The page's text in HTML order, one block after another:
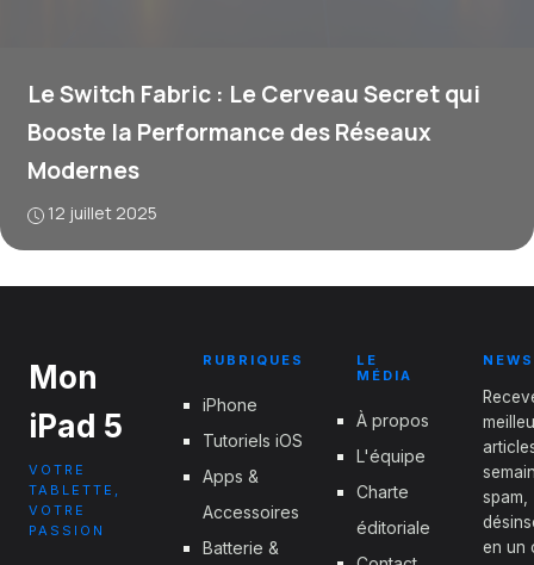
Le Switch Fabric : Le Cerveau Secret qui
Booste la Performance des Réseaux
Modernes
12 juillet 2025
Mon
iPad 5
VOTRE
TABLETTE,
VOTRE
PASSION
RUBRIQUES
iPhone
Tutoriels iOS
Apps &
Accessoires
Batterie &
LE
MÉDIA
À propos
L'équipe
Charte
éditoriale
spam,
en un